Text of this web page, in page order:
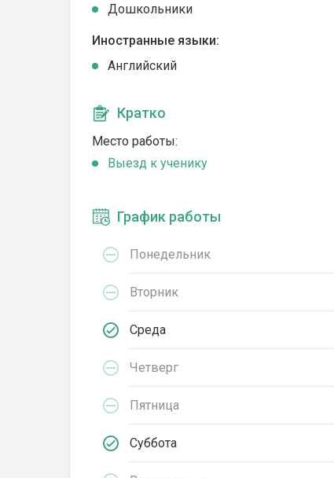
Дошкольники
Иностранные языки:
Английский
Кратко
Место работы:
Выезд к ученику
График работы
Понедельник
Вторник
Среда
Четверг
Пятница
Суббота